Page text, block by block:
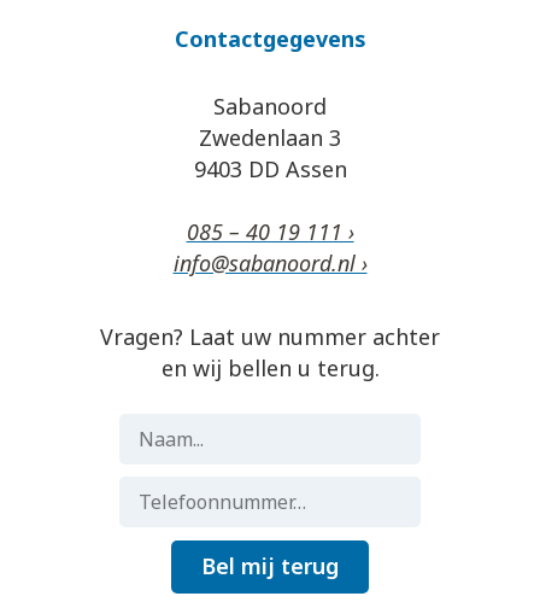
Contactgegevens
Sabanoord
Zwedenlaan 3
9403 DD Assen
085 – 40 19 111 ›
info@sabanoord.nl ›
Vragen? Laat uw nummer achter
en wij bellen u terug.
Bel mij terug